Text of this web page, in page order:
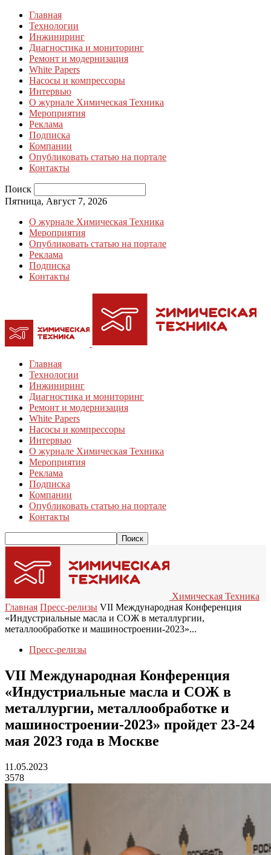
Главная
Технологии
Инжиниринг
Диагностика и мониторинг
Ремонт и модернизация
White Papers
Насосы и компрессоры
Интервью
О журнале Химическая Техника
Мероприятия
Реклама
Подписка
Компании
Опубликовать статью на портале
Контакты
Поиск
Пятница, Август 7, 2026
О журнале Химическая Техника
Мероприятия
Опубликовать статью на портале
Реклама
Подписка
Контакты
Главная
Технологии
Инжиниринг
Диагностика и мониторинг
Ремонт и модернизация
White Papers
Насосы и компрессоры
Интервью
О журнале Химическая Техника
Мероприятия
Реклама
Подписка
Компании
Опубликовать статью на портале
Контакты
Химическая Техника
Главная Пресс-релизы VII Международная Конференция
«Индустриальные масла и СОЖ в металлургии,
металлообработке и машиностроении-2023»...
Пресс-релизы
VII Международная Конференция
«Индустриальные масла и СОЖ в
металлургии, металлообработке и
машиностроении-2023» пройдет 23-24
мая 2023 года в Москве
11.05.2023
3578